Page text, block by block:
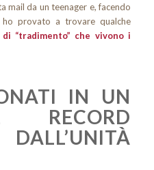
mail da un teenager e, facendo
provato a trovare qualche
di “tradimento” che vivono i
IN UN